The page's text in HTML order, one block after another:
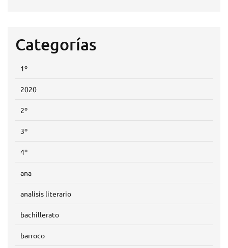
Categorías
1º
2020
2º
3º
4º
ana
analisis literario
bachillerato
barroco